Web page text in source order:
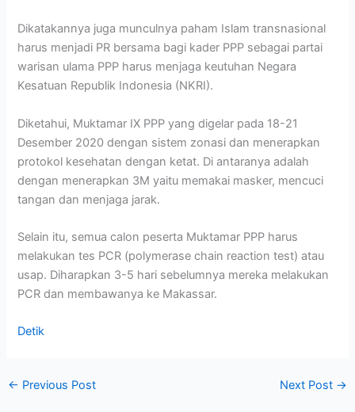
Dikatakannya juga munculnya paham Islam transnasional
harus menjadi PR bersama bagi kader PPP sebagai partai
warisan ulama PPP harus menjaga keutuhan Negara
Kesatuan Republik Indonesia (NKRI).
Diketahui, Muktamar IX PPP yang digelar pada 18-21
Desember 2020 dengan sistem zonasi dan menerapkan
protokol kesehatan dengan ketat. Di antaranya adalah
dengan menerapkan 3M yaitu memakai masker, mencuci
tangan dan menjaga jarak.
Selain itu, semua calon peserta Muktamar PPP harus
melakukan tes PCR (polymerase chain reaction test) atau
usap. Diharapkan 3-5 hari sebelumnya mereka melakukan
PCR dan membawanya ke Makassar.
Detik
← Previous Post Next Post →